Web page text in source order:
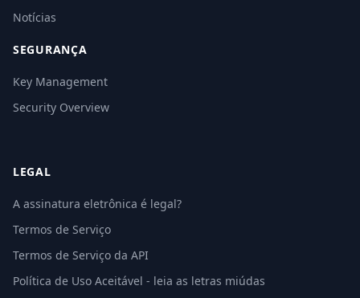
Notícias
SEGURANÇA
Key Management
Security Overview
LEGAL
A assinatura eletrônica é legal?
Termos de Serviço
Termos de Serviço da API
Política de Uso Aceitável - leia as letras miúdas